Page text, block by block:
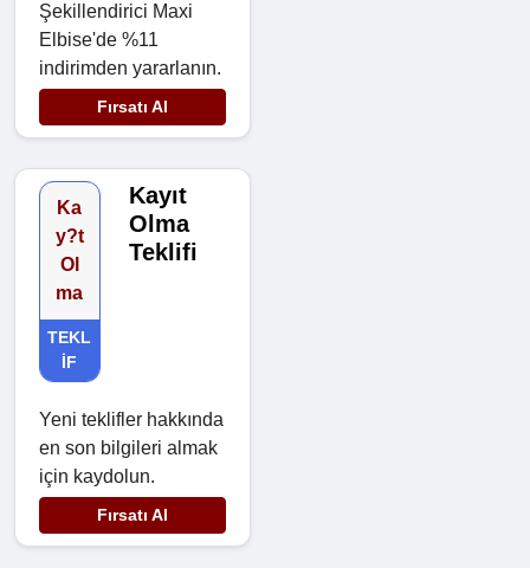
Şekillendirici Maxi
Elbise'de %11
indirimden yararlanın.
Fırsatı Al
Ka
y?t
Ol
ma
TEKL
IF
Kayıt
Olma
Teklifi
Yeni teklifler hakkında
en son bilgileri almak
için kaydolun.
Fırsatı Al